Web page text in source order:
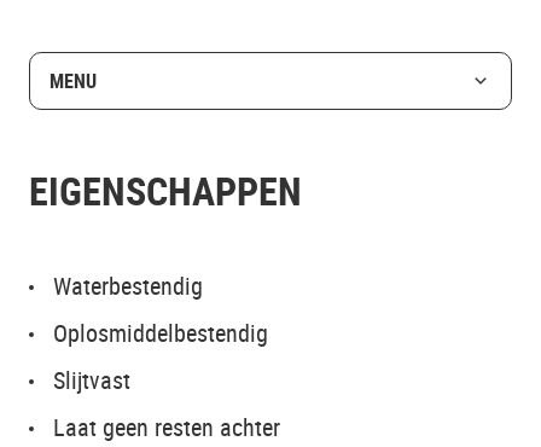
MENU
EIGENSCHAPPEN
Waterbestendig
Oplosmiddelbestendig
Slijtvast
Laat geen resten achter